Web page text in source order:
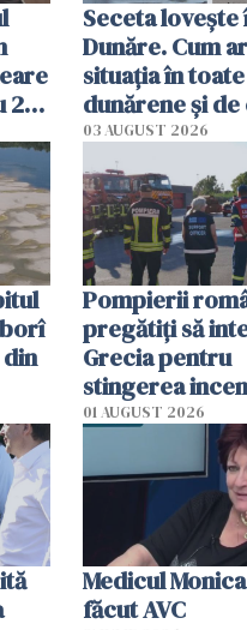
2
Seceta
Dunăre. Cum
situația în
dunărene și de
România
efectele, deși a
în iulie
03 AUGUST 2026
Pompierii
pregătiţi să
Grecia pentru
stingerea
01 AUGUST 2026
Medicul
făcut AVC